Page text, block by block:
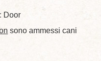
sono ammessi cani